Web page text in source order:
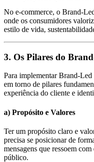
No e-commerce, o Brand-
onde os consumidores
estilo de vida,
3. Os Pilares do
Para implementar Brand-
em torno de pilares
experiência do cliente e
a) Propósito e Valores
Ter um propósito claro e
precisa se posicionar de
mensagens que ressoem
público.